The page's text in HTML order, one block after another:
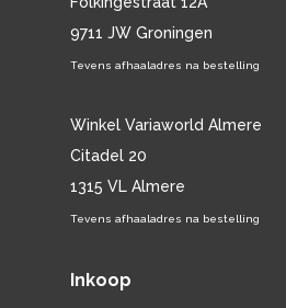
9711 JW Groningen
Tevens afhaaladres na bestelling
Winkel Variaworld Almere
Citadel 20
1315 VL Almere
Tevens afhaaladres na bestelling
Inkoop